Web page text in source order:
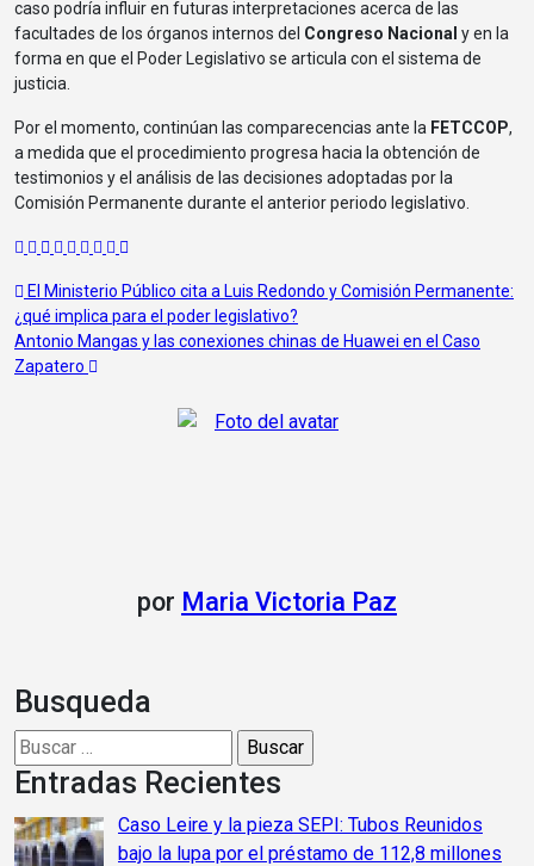
caso podría influir en futuras interpretaciones acerca de las
facultades de los órganos internos del Congreso Nacional y en la
forma en que el Poder Legislativo se articula con el sistema de
justicia.
Por el momento, continúan las comparecencias ante la FETCCOP,
a medida que el procedimiento progresa hacia la obtención de
testimonios y el análisis de las decisiones adoptadas por la
Comisión Permanente durante el anterior periodo legislativo.
Navegación
de
entradas
El Ministerio Público cita a Luis Redondo y Comisión Permanente:
¿qué implica para el poder legislativo?
Antonio Mangas y las conexiones chinas de Huawei en el Caso
Zapatero
por Maria Victoria Paz
Busqueda
Buscar:
Entradas Recientes
Caso Leire y la pieza SEPI: Tubos Reunidos
bajo la lupa por el préstamo de 112,8 millones